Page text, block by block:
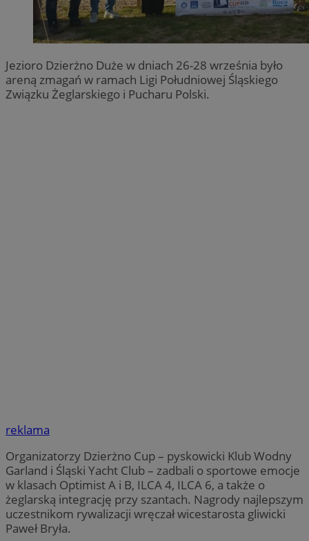
Jezioro Dzierżno Duże w dniach 26-28 września było
areną zmagań w ramach Ligi Południowej Śląskiego
Związku Żeglarskiego i Pucharu Polski.
reklama
Organizatorzy Dzierżno Cup – pyskowicki Klub Wodny
Garland i Śląski Yacht Club – zadbali o sportowe emocje
w klasach Optimist A i B, ILCA 4, ILCA 6, a także o
żeglarską integrację przy szantach. Nagrody najlepszym
uczestnikom rywalizacji wręczał wicestarosta gliwicki
Paweł Bryła.